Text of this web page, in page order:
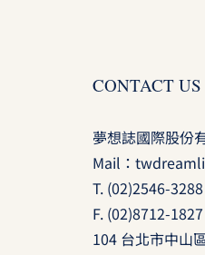
CONTACT US
夢想誌國際股份
Mail：
T. (02)2546-3288
F. (02)8712-1827
104 台北市中山